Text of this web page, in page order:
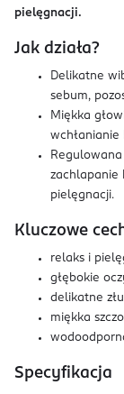
pielęgnacji.
Jak działa?
Delikatne
sebum,
Miękka
zachlapanie
pielęgnacji.
Kluczowe
relaks i
głębokie
delikatne
miękka
Specyfikacja